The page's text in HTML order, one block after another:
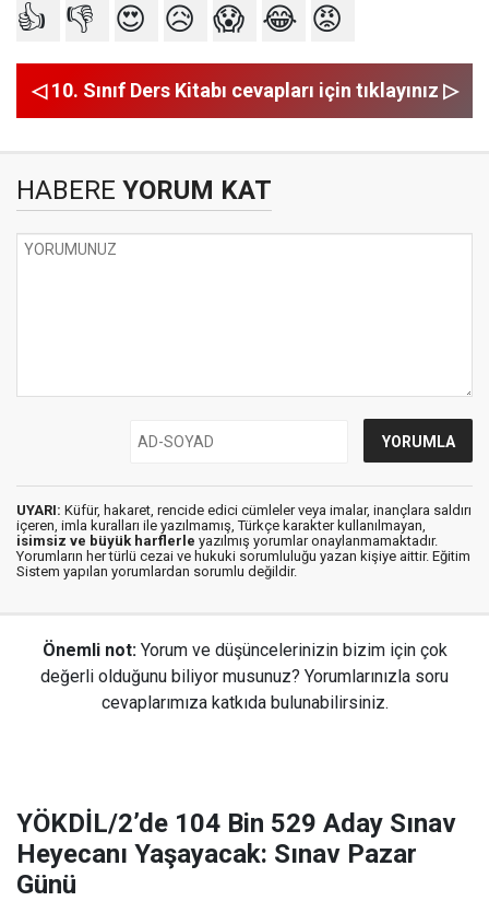
👍 👎 😍 😥 😱 😂 😡
◁ 10. Sınıf Ders Kitabı cevapları için tıklayınız ▷
HABERE YORUM KAT
UYARI: Küfür, hakaret, rencide edici cümleler veya imalar, inançlara saldırı
içeren, imla kuralları ile yazılmamış, Türkçe karakter kullanılmayan,
isimsiz ve büyük harflerle yazılmış yorumlar onaylanmamaktadır.
Yorumların her türlü cezai ve hukuki sorumluluğu yazan kişiye aittir. Eğitim
Sistem yapılan yorumlardan sorumlu değildir.
Önemli not: Yorum ve düşüncelerinizin bizim için çok
değerli olduğunu biliyor musunuz? Yorumlarınızla soru
cevaplarımıza katkıda bulunabilirsiniz.
YÖKDİL/2’de 104 Bin 529 Aday Sınav
Heyecanı Yaşayacak: Sınav Pazar
Günü